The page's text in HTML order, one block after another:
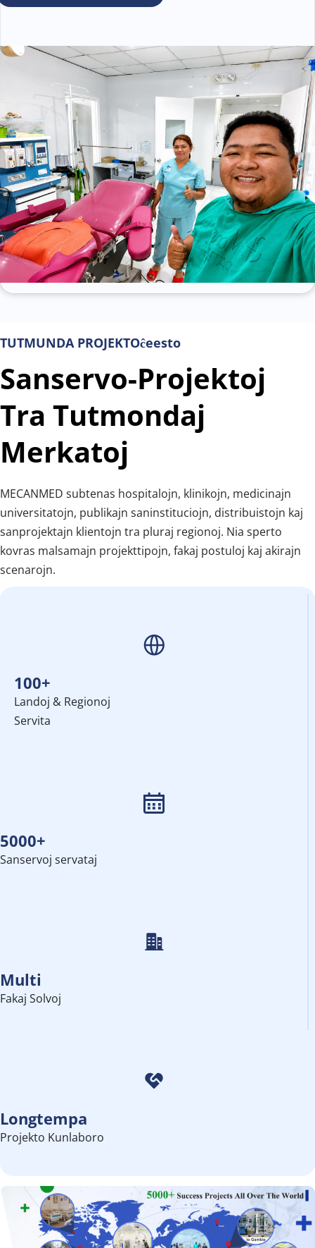
TUTMUNDA PROJEKTOĉeesto
Sanservo-Projektoj
Tra Tutmondaj
Merkatoj
MECANMED subtenas hospitalojn, klinikojn, medicinajn
universitatojn, publikajn saninstituciojn, distribuistojn kaj
sanprojektajn klientojn tra pluraj regionoj. Nia sperto
kovras malsamajn projekttipojn, fakaj postuloj kaj akirajn
scenarojn.
100+
Landoj & Regionoj
Servita
5000+
Sanservoj servataj
Multi
Fakaj Solvoj
Longtempa
Projekto Kunlaboro